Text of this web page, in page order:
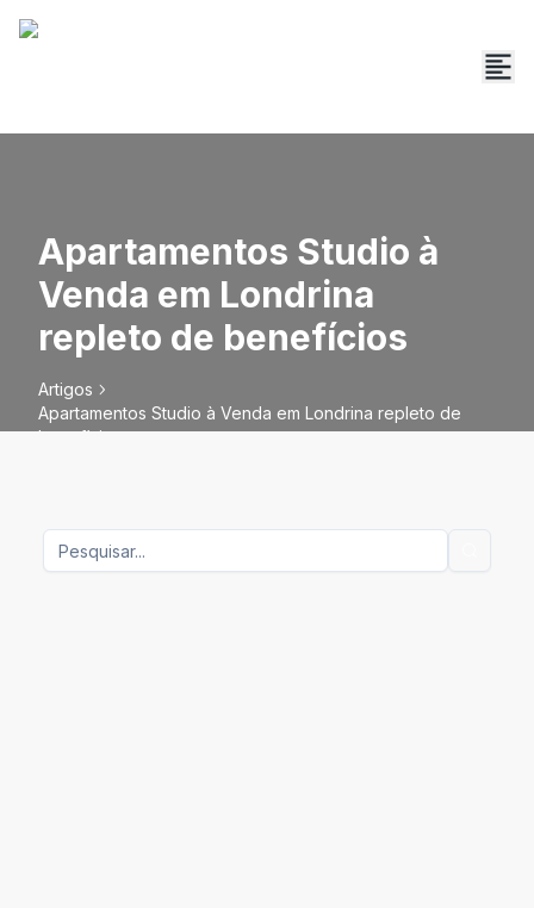
Apartamentos Studio à
Venda em Londrina
repleto de benefícios
Artigos
Apartamentos Studio à Venda em Londrina repleto de
benefícios